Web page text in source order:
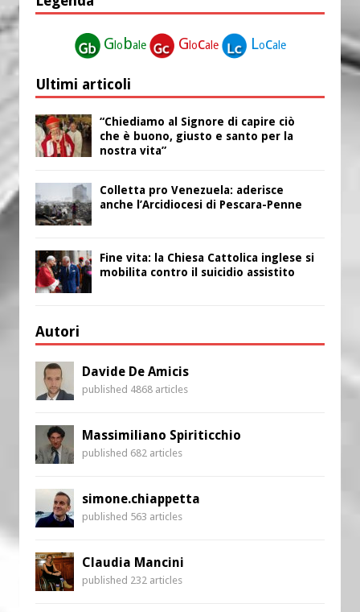
G lobale G locale Locale
Ultimi articoli
“Chiediamo al Signore di capire ciò
che è buono, giusto e santo per la
nostra vita”
Colletta pro Venezuela: aderisce
anche l’Arcidiocesi di Pescara-Penne
Fine vita: la Chiesa Cattolica inglese si
mobilita contro il suicidio assistito
Autori
Davide De Amicis
published 4868 articles
Massimiliano Spiriticchio
published 682 articles
simone.chiappetta
published 563 articles
Claudia Mancini
published 232 articles